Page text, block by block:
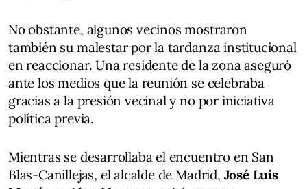
No obstante, algunos vecinos mostraron
también su malestar por la tardanza institucional
en reaccionar. Una residente de la zona aseguró
ante los medios que la reunión se celebraba
gracias a la presión vecinal y no por iniciativa
política previa.
Mientras se desarrollaba el encuentro en San
Blas-Canillejas, el alcalde de Madrid, José Luis